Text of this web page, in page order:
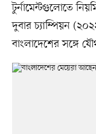
টুর্নামেন্টগুলোতে
দুবার চ্যাম্পিয়ন
বাংলাদেশের সঙ্গে